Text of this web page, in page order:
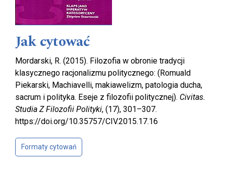
Jak cytować
Mordarski, R. (2015). Filozofia w obronie tradycji
klasycznego racjonalizmu politycznego: (Romuald
Piekarski, Machiavelli, makiawelizm, patologia ducha,
sacrum i polityka. Eseje z filozofii politycznej). Civitas.
Studia Z Filozofii Polityki, (17), 301–307.
https://doi.org/10.35757/CIV.2015.17.16
Formaty cytowań